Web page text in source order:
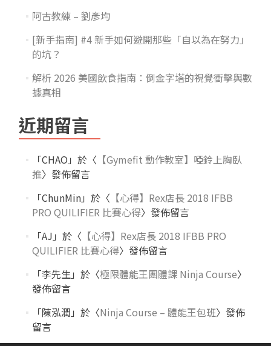
阿古教練 – 劉彥均
[新手指南] #4 新手如何避開那些「自以為在努力」
的坑？
解析 2026 美國飲食指南：倒金字塔的視覺衝擊與數
據真相
近期留言
「CHAO 」於〈 【Gymefit 動作教室】啞鈴上胸臥
推〉發佈留言
「ChunMin」於〈 【心得】Rex店長 2018 IFBB
PRO QUILIFIER 比賽心得〉發佈留言
「AJ 」於〈 【心得】Rex店長 2018 IFBB PRO
QUILIFIER 比賽心得〉發佈留言
「李先生」於〈極限體能王團體課 Ninja Course〉
發佈留言
「陳泓潤 」於〈Ninja Course – 體能王包班〉發佈
留言